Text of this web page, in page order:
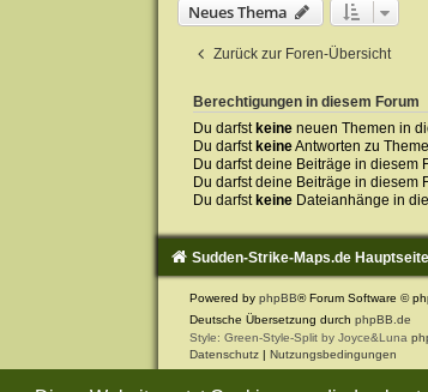
Neues Thema
Zurück zur Foren-Übersicht
Berechtigungen in diesem Forum
Du darfst keineneuen Themen in
Du darfst keineAntworten zu
Du darfst deine Beiträge in diesem
Du darfst deine Beiträge in diesem
Du darfst keineDateianhänge in
Sudden-Strike-Maps.de Hauptseite
Powered by phpBB® Forum Software ©
Deutsche Übersetzung durch phpBB.de
Style: Green-Style-Split by Joyce&Luna
Datenschutz | Nutzungsbedingungen